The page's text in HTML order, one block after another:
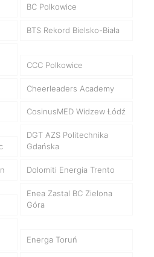
BC Polkowice
BTS Rekord Bielsko-Biała
CCC Polkowice
Cheerleaders Academy
CosinusMED Widzew Łódź
DGT AZS Politechnika
Gdańska
Dolomiti Energia Trento
Enea Zastal BC Zielona
Góra
Energa Toruń